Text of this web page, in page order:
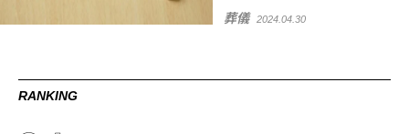
葬儀 2024.04.30
RANKING